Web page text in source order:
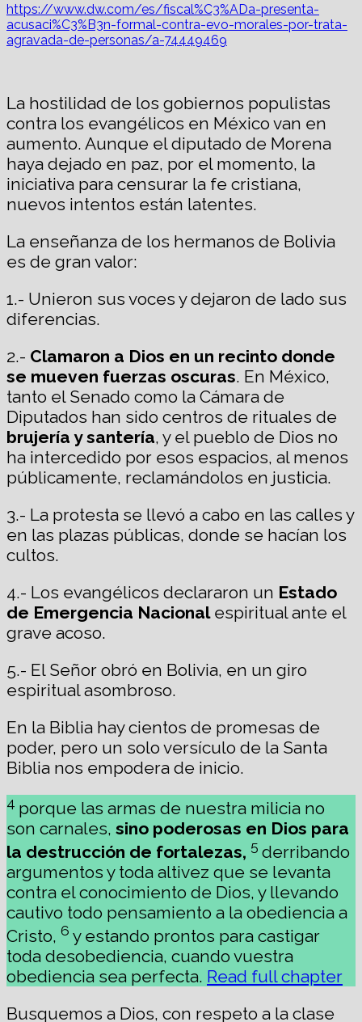
https://www.dw.com/es/fiscal%C3%ADa-presenta-
acusaci%C3%B3n-formal-contra-evo-morales-por-trata-
agravada-de-personas/a-74449469
La hostilidad de los gobiernos populistas
contra los evangélicos en México van en
aumento. Aunque el diputado de Morena
haya dejado en paz, por el momento, la
iniciativa para censurar la fe cristiana,
nuevos intentos están latentes.
La enseñanza de los hermanos de Bolivia
es de gran valor:
1.- Unieron sus voces y dejaron de lado sus
diferencias.
2.- Clamaron a Dios en un recinto donde
se mueven fuerzas oscuras. En México,
tanto el Senado como la Cámara de
Diputados han sido centros de rituales de
brujería y santería, y el pueblo de Dios no
ha intercedido por esos espacios, al menos
públicamente, reclamándolos en justicia.
3.- La protesta se llevó a cabo en las calles y
en las plazas públicas, donde se hacían los
cultos.
4.- Los evangélicos declararon un Estado
de Emergencia Nacionalespiritual ante el
grave acoso.
5.- El Señor obró en Bolivia, en un giro
espiritual asombroso.
En la Biblia hay cientos de promesas de
poder, pero un solo versículo de la Santa
Biblia nos empodera de inicio.
4 porque las armas de nuestra milicia no
son carnales, sino poderosas en Dios para
la destrucción de fortalezas, 5 derribando
argumentos y toda altivez que se levanta
contra el conocimiento de Dios, y llevando
cautivo todo pensamiento a la obediencia a
Cristo, 6 y estando prontos para castigar
toda desobediencia, cuando vuestra
obediencia sea perfecta. Read full chapter
Busquemos a Dios, con respeto a la clase